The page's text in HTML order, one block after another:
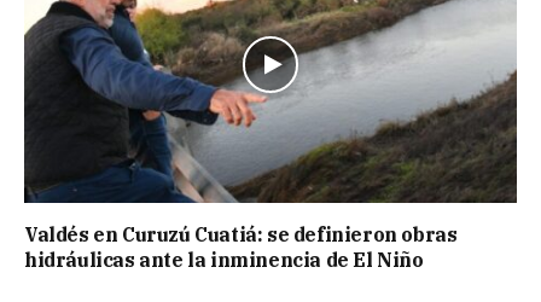
Valdés en Curuzú Cuatiá: se definieron obras
hidráulicas ante la inminencia de El Niño